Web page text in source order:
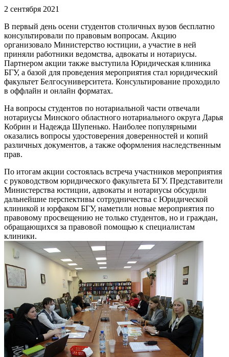
2 сентября 2021
В первый день осени студентов столичных вузов бесплатно
консультировали по правовым вопросам. Акцию
организовало Министерство юстиции, а участие в ней
приняли работники ведомства, адвокаты и нотариусы.
Партнером акции также выступила Юридическая клиника
БГУ, а базой для проведения мероприятия стал юридический
факультет Белгосуниверситета. Консультирование проходило
в оффлайн и онлайн форматах.
На вопросы студентов по нотариальной части отвечали
нотариусы Минского областного нотариального округа Дарья
Кобрин и Надежда Шупенько. Наиболее популярными
оказались вопросы удостоверения доверенностей и копий
различных документов, а также оформления наследственным
прав.
По итогам акции состоялась встреча участников мероприятия
с руководством юридического факультета БГУ. Представители
Министерства юстиции, адвокаты и нотариусы обсудили
дальнейшие перспективы сотрудничества с Юридической
клиникой и юрфаком БГУ, наметили новые мероприятия по
правовому просвещению не только студентов, но и граждан,
обращающихся за правовой помощью к специалистам
клиники.